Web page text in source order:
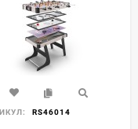
RS46014